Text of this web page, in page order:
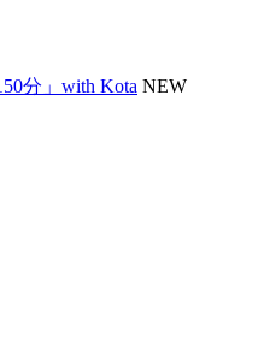
分」with Kota NEW